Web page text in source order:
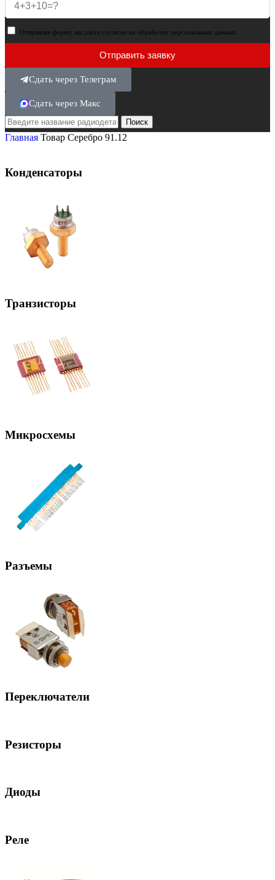
Отправляя форму, вы даёте согласие на обработку персональных данных.
Отправить заявку
Сдать через Телеграм
Сдать через Макс
Поиск
Главная Товар Серебро 91.12
Конденсаторы
Транзисторы
Микросхемы
Разъемы
Переключатели
Резисторы
Диоды
Реле